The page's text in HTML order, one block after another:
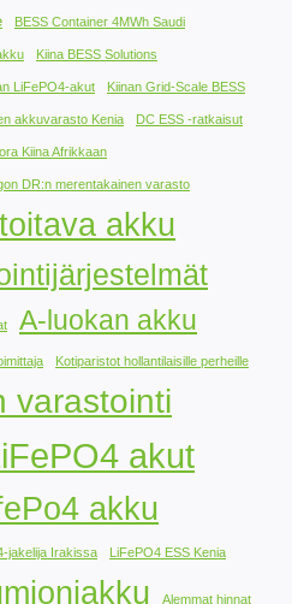
BESS Container 4MWh Saudi
Kiina BESS Solutions
LiFePO4-akut Kiinan Grid-Scale BESS
akkuvarasto Kenia DC ESS -ratkaisut
Kiina Afrikkaan
DR:n merentakainen varasto
akku
A-luokan akku
Kotiparistot hollantilaisille perheille
varastointi
akut
akku
jakelija Irakissa LiFePO4 ESS Kenia
Alemmat hinnat